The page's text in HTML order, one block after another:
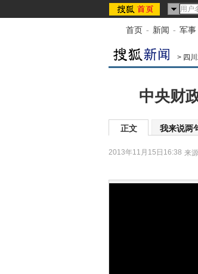
首页 - 新闻 - 军事
> 四
中央财
正文 我来说两
2013年11月15日16:38 来源